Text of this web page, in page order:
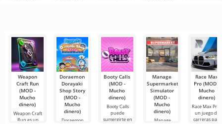
Weapon
Craft Run
(MOD -
Mucho
dinero)
Weapon Craft
Run es un
Doraemon
Dorayaki
Shop Story
(MOD -
Mucho
dinero)
Doraemon
Booty Calls
(MOD -
Mucho
dinero)
Booty Calls
puede
sumergirte en
Manage
Supermarket
Simulator
(MOD -
Mucho
dinero)
Manage
Race Max
Pro (MOD -
Mucho
dinero)
Race Max Pro
un juego de
carreras para